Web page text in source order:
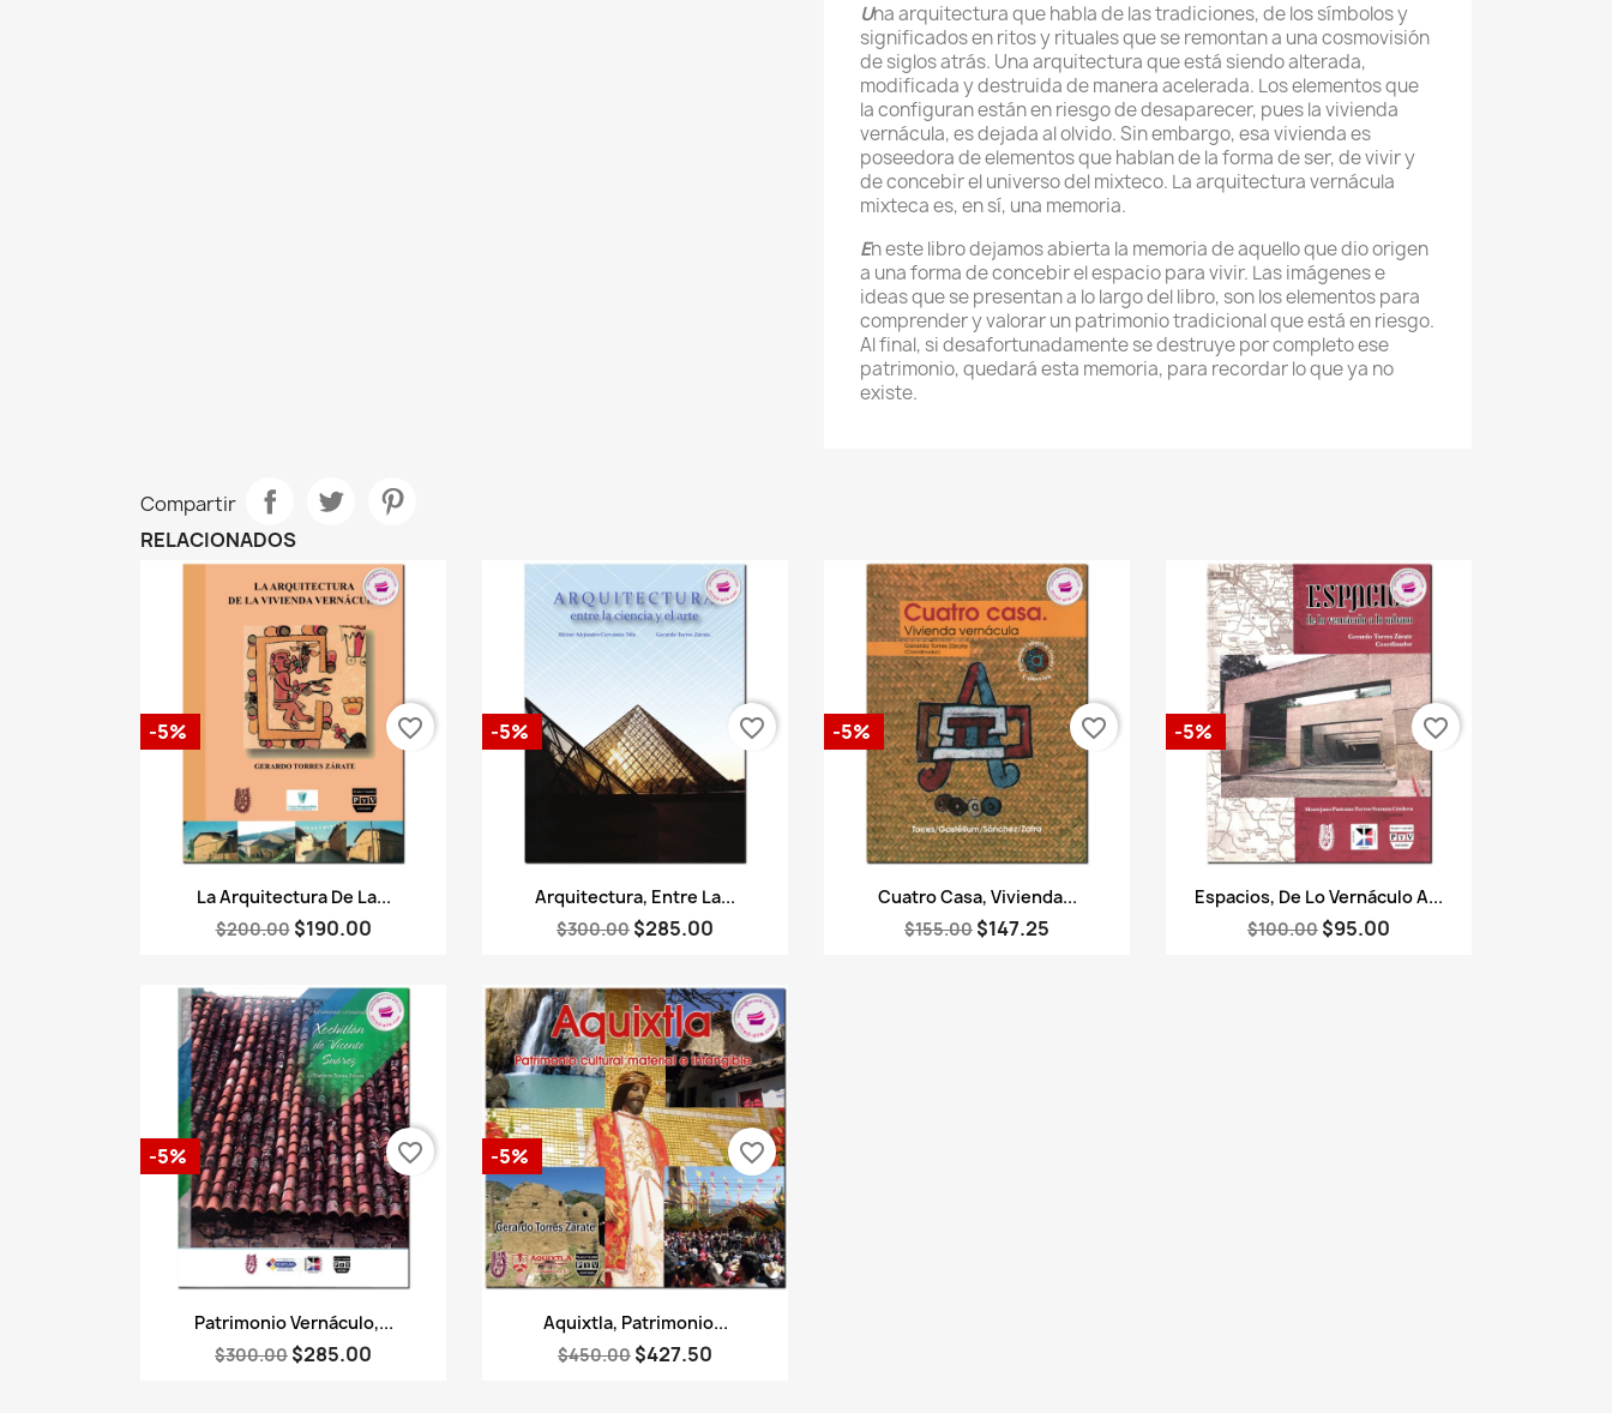
Una arquitectura que habla de las tradiciones, de los símbolos y
significados en ritos y rituales que se remontan a una cosmovisión
de siglos atrás. Una arquitectura que está siendo alterada,
modificada y destruida de manera acelerada. Los elementos que
la configuran están en riesgo de desaparecer, pues la vivienda
vernácula, es dejada al olvido. Sin embargo, esa vivienda es
poseedora de elementos que hablan de la forma de ser, de vivir y
de concebir el universo del mixteco. La arquitectura vernácula
mixteca es, en sí, una memoria.
En este libro dejamos abierta la memoria de aquello que dio origen
a una forma de concebir el espacio para vivir. Las imágenes e
ideas que se presentan a lo largo del libro, son los elementos para
comprender y valorar un patrimonio tradicional que está en riesgo.
Al final, si desafortunadamente se destruye por completo ese
patrimonio, quedará esta memoria, para recordar lo que ya no
existe.
Compartir
RELACIONADOS
Vista rápida
La Arquitectura De La...
$200.00 $190.00
-5% favorite_border
Vista rápida
Arquitectura, Entre La...
$300.00 $285.00
-5% favorite_border
Vista rápida
Cuatro Casa, Vivienda...
$155.00 $147.25
-5% favorite_border
 Vista rápida
Espacios, De Lo Vernáculo A...
$100.00 $95.00
-5% favorite_border
Vista rápida
Patrimonio Vernáculo,...
$300.00 $285.00
-5% favorite_border
Vista rápida
Aquixtla, Patrimonio...
$450.00 $427.50
-5% favorite_border